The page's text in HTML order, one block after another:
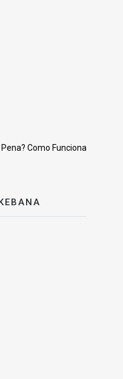
Como Funciona